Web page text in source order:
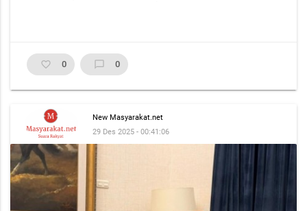
favorite_border 0 chat_bubble_outline 0
New Masyarakat.net
29 Des 2025 - 00:41:06